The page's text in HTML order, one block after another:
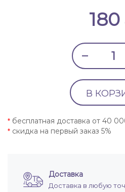
В
* бесплатная доставка от 40
* скидка на первый заказ 5%
Доставка
Доставка в любую